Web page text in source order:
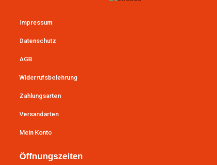
Öffnungszeiten
Impressum
Datenschutz
AGB
Widerrufsbelehrung
Zahlungsarten
Versandarten
Mein Konto